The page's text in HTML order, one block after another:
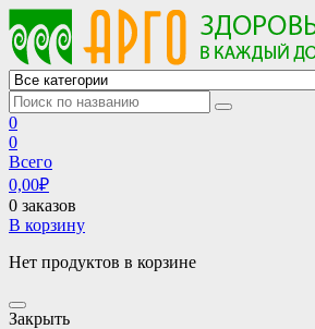
АРГО интернет магазин, доставка в
АРГО каталог каталог продукции,
0
0
Всего
0,00₽
0 заказов
В корзину
Нет продуктов в корзине
Закрыть